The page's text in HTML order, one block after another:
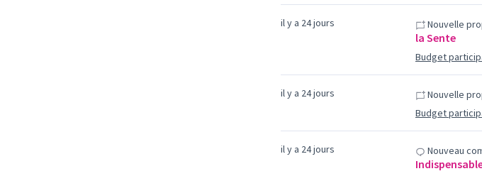
il y a 24 jours Nouvelle
la Sente
Budget
il y a 24 jours Nouvelle
Budget
il y a 24 jours Nouveau